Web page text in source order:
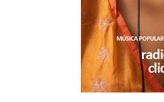
Açaí é reconhecido
21/01/2026